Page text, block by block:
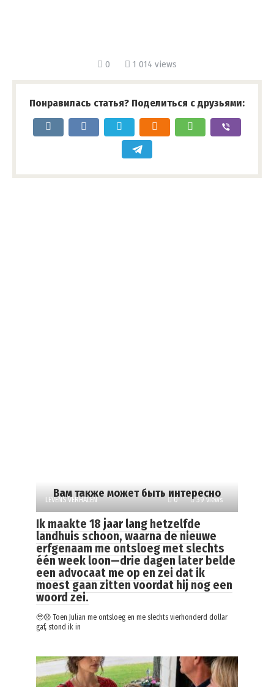
0 1 014 views
Понравилась статья? Поделиться с друзьями:
Вам также может быть интересно
LEVENS VERHALEN 0 39 views
Ik maakte 18 jaar lang hetzelfde
landhuis schoon, waarna de nieuwe
erfgenaam me ontsloeg met slechts
één week loon—drie dagen later belde
een advocaat me op en zei dat ik
moest gaan zitten voordat hij nog een
woord zei.
🥹😞 Toen Julian me ontsloeg en me slechts vierhonderd dollar
gaf, stond ik in